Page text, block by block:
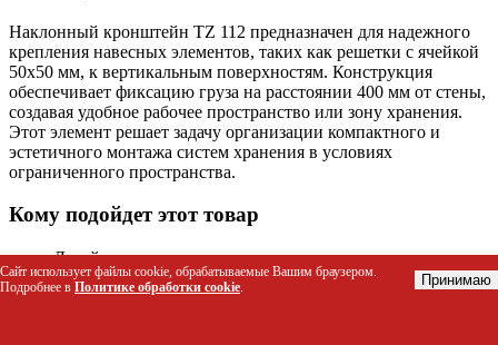
Наклонный кронштейн TZ 112 предназначен для надежного
крепления навесных элементов, таких как решетки с ячейкой
50х50 мм, к вертикальным поверхностям. Конструкция
обеспечивает фиксацию груза на расстоянии 400 мм от стены,
создавая удобное рабочее пространство или зону хранения.
Этот элемент решает задачу организации компактного и
эстетичного монтажа систем хранения в условиях
ограниченного пространства.
Кому подойдет этот товар
Дизайнерам интерьеров для создания современных
систем хранения с открытыми полками или сетчатыми
модулями.
Сайт использует файлы cookie, обрабатываемые Вашим браузером.
Подробнее в Политике обработки cookie. Принимаю